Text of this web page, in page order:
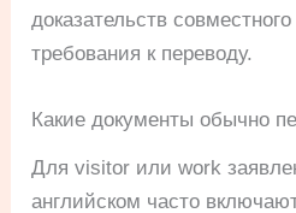
доказательств
требования к переводу.
Какие документы обычно
Для visitor или work
английском часто